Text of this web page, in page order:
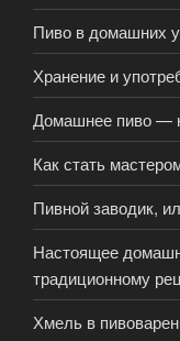
Пиво в домашних
Хранение и
Домашнее пиво —
Как стать
Пивной заводик,
Настоящее
традиционному
Хмель в